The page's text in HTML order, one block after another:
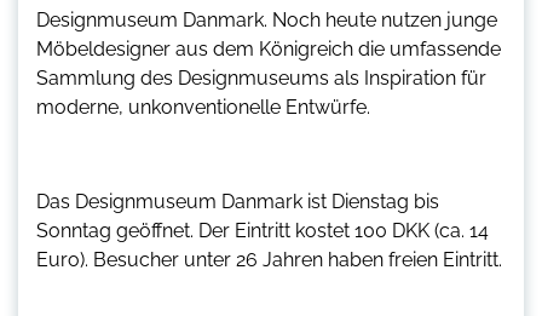
Designmuseum Danmark. Noch heute nutzen junge
Möbeldesigner aus dem Königreich die umfassende
Sammlung des Designmuseums als Inspiration für
moderne, unkonventionelle Entwürfe.
Das Designmuseum Danmark ist Dienstag bis
Sonntag geöffnet. Der Eintritt kostet 100 DKK (ca. 14
Euro). Besucher unter 26 Jahren haben freien Eintritt.